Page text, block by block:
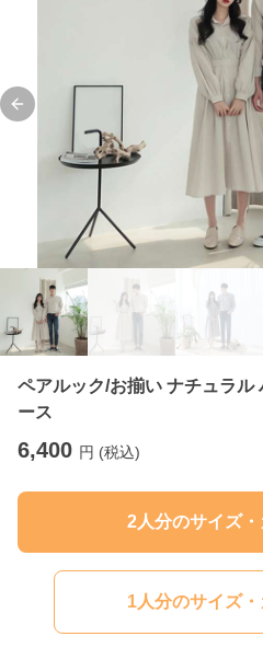
Previous slide
ペアルック/お揃い ナチュラル
ース
6,400 円 (税込)
2人分のサイズ
1人分のサイズ